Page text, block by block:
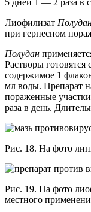
Лиофилизат
при герпесном
Полудан
Растворы готовятся
содержимое 1
мл воды. Препарат
пораженные
раза в день.
Рис. 18. На фото
Рис. 19. На фото
местного